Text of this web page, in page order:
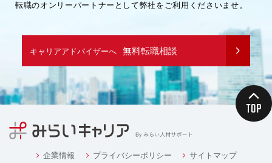
転職のオンリーパートナーとして弊社をご利用くださいませ。
キャリアアドバイザーへ 無料転職相談
企業情報 プライバシーポリシー サイトマップ